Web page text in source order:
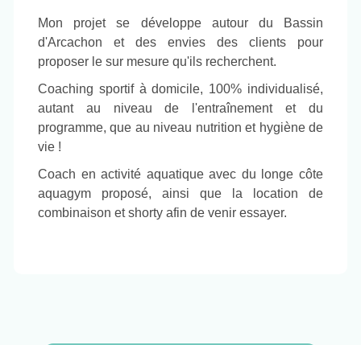
Mon projet se développe autour du Bassin
d'Arcachon et des envies des clients pour
proposer le sur mesure qu'ils recherchent.
Coaching sportif à domicile, 100% individualisé,
autant au niveau de l'entraînement et du
programme, que au niveau nutrition et hygiène de
vie !
Coach en activité aquatique avec du longe côte
aquagym proposé, ainsi que la location de
combinaison et shorty afin de venir essayer.